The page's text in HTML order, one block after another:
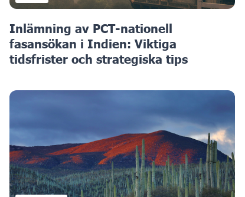
Inlämning av PCT-nationell
fasansökan i Indien: Viktiga
tidsfrister och strategiska tips